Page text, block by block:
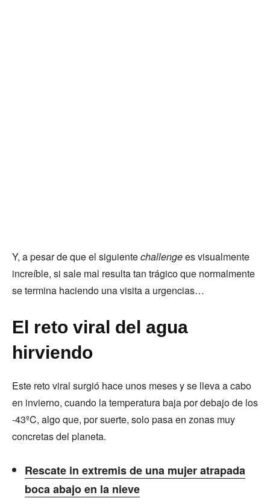
Y, a pesar de que el siguientechallengees visualmente
increíble, si sale mal resulta tan trágico que normalmente
se termina haciendo una visita a urgencias…
El reto viral del agua
hirviendo
Este reto viral surgió hace unos meses y se lleva a cabo
en invierno, cuando la temperatura baja por debajo de los
-43ºC, algo que, por suerte, solo pasa en zonas muy
concretas del planeta.
Rescate in extremis de una mujer atrapada
boca abajo en la nieve